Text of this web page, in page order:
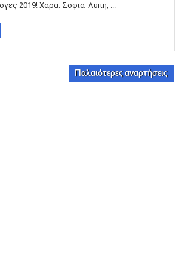
2019! Χαρα: Σοφια Λυπη, ...
Παλαιότερες αναρτήσεις